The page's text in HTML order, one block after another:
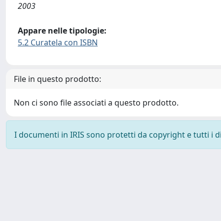
2003
Appare nelle tipologie:
5.2 Curatela con ISBN
File in questo prodotto:
Non ci sono file associati a questo prodotto.
I documenti in IRIS sono protetti da copyright e tutti i